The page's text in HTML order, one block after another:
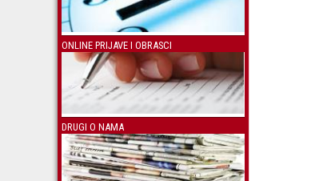
ONLINE PRIJAVE I OBRASCI
DRUGI O NAMA